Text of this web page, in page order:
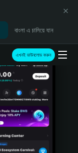
বাংলা এ চালিয়ে যান
এখনই ডাউনলোড করুন